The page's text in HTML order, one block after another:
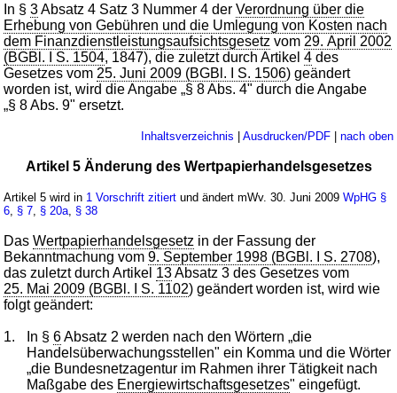
In §3Absatz 4 Satz 3 Nummer 4 derVerordnung über die
Erhebung von Gebühren und die Umlegung von Kosten nach
dem Finanzdienstleistungsaufsichtsgesetz vom 29. April 2002
(BGBl. I S. 1504, 1847), die zuletzt durch Artikel4 des
Gesetzes vom 25. Juni 2009 (BGBl. I S. 1506) geändert
worden ist, wird die Angabe „§ 8 Abs. 4" durch die Angabe
„§ 8 Abs. 9" ersetzt.
Inhaltsverzeichnis | Ausdrucken/PDF| nach oben
Artikel 5 Änderung des Wertpapierhandelsgesetzes
Artikel 5 wird in 1 Vorschrift zitiert und ändert mWv. 30. Juni 2009WpHG §
6 § 7 § 20a § 38
DasWertpapierhandelsgesetz in der Fassung der
Bekanntmachung vom9. September 1998 (BGBl. I S. 2708),
das zuletzt durch Artikel 13Absatz 3 des Gesetzes vom
25. Mai 2009 (BGBl. I S. 1102) geändert worden ist, wird wie
folgt geändert:
1. In §6Absatz 2 werden nach den Wörtern „die
Handelsüberwachungsstellen" ein Komma und die Wörter
„die Bundesnetzagentur im Rahmen ihrer Tätigkeit nach
Maßgabe des Energiewirtschaftsgesetzes" eingefügt.